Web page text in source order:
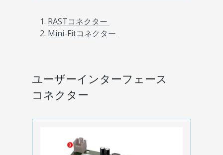
RASTコネクター
Mini-Fitコネクター
ユーザーインターフェース
コネクター